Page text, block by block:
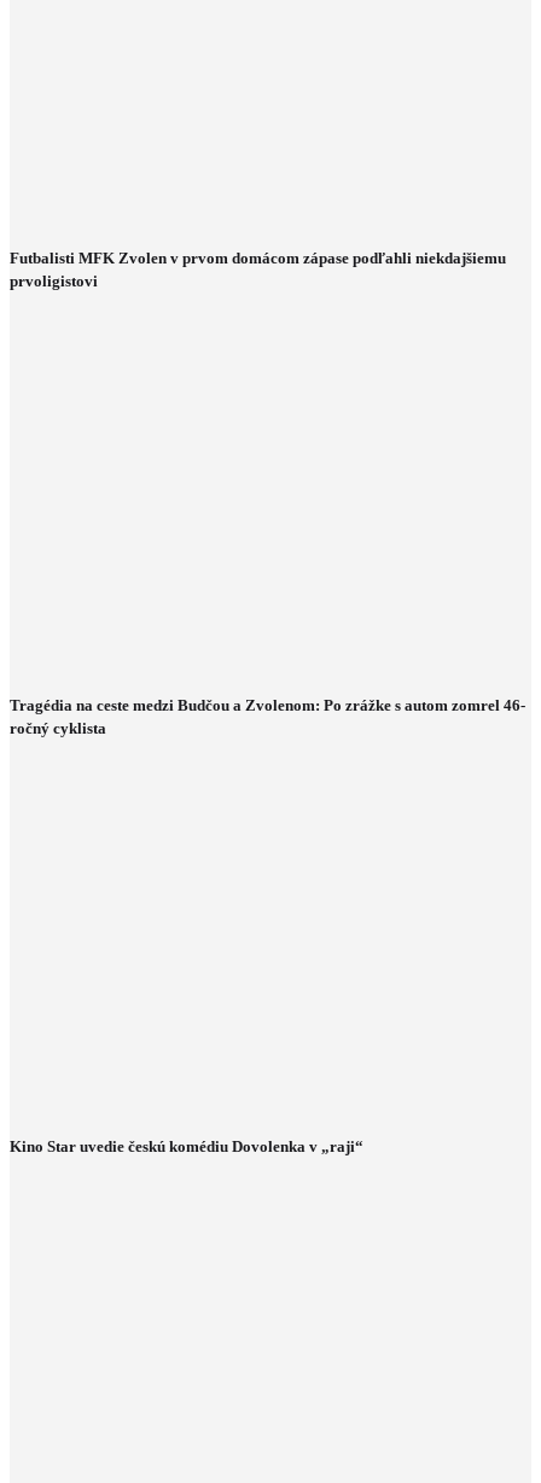
Futbalisti MFK Zvolen v prvom domácom zápase podľahli niekdajšiemu
prvoligistovi
Tragédia na ceste medzi Budčou a Zvolenom: Po zrážke s autom zomrel 46-
ročný cyklista
Kino Star uvedie českú komédiu Dovolenka v „raji“